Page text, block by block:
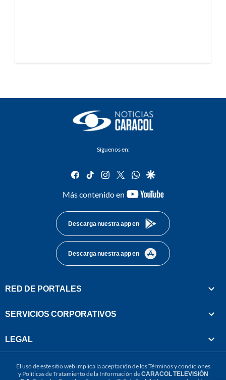
Síguenos en:
facebook
tiktok instagram
twitterwhatsapp
google
Más contenido en
youtube-
Descarga nuestra app en
Descarga nuestra app en
RED DE PORTALES
SERVICIOS CORPORATIVOS
LEGAL
El uso de este sitio web implica la aceptación de losTérminos y condiciones
y Políticas de Tratamiento de la Información deCARACOL TELEVISIÓN